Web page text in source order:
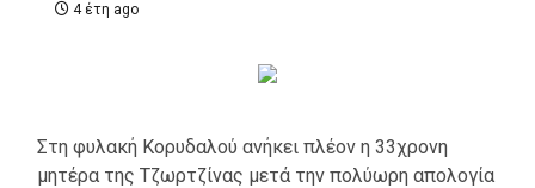
4 έτη ago
Στη φυλακή Κορυδαλού ανήκει πλέον η 33χρονη
μητέρα της Τζωρτζίνας μετά την πολύωρη απολογία